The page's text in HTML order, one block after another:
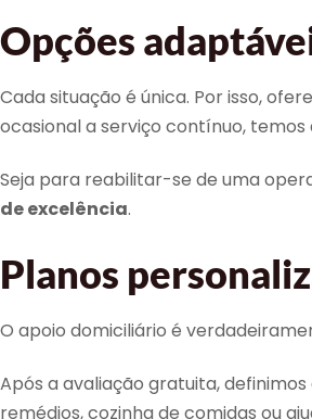
Opções
Cada situação é única. Por isso,
ocasional a serviço contínuo,
Seja para reabilitar-se de uma
de excelência.
Planos
O apoio domiciliário é
Após a avaliação gratuita,
remédios, cozinha de comidas ou